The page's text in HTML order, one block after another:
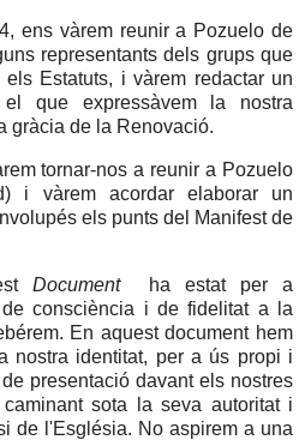
ens vàrem reunir a Pozuelo de
representants dels grups que
Estatuts, i vàrem redactar un
que expressàvem la nostra
gràcia de la Renovació.
tornar-nos a reunir a Pozuelo
i vàrem acordar elaborar un
els punts del Manifest de
Documentha estat per a
consciència i de fidelitat a la
En aquest document hem
nostra identitat, per a ús propi i
presentació davant els nostres
sota la seva autoritat i
de l'Església. No aspirem a una